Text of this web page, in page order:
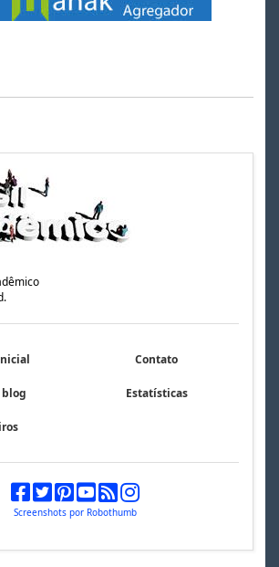
Contato
blog Estatísticas
Screenshots por Robothumb